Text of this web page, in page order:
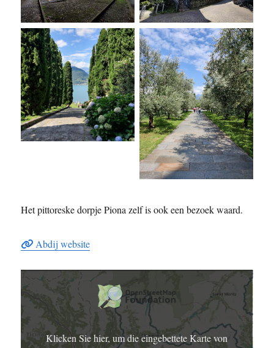
Het pittoreske dorpje Piona zelf is ook een bezoek waard.
Abdij website
DISPLAY
CONTENT
FROM
OPENSTREETMAP
Klicken Sie hier, um die eingebettete Karte von